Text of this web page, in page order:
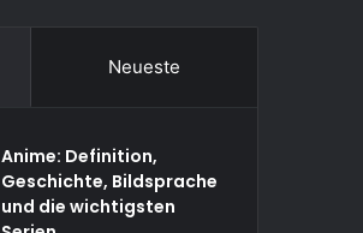
Neueste
Anime: Definition,
Geschichte, Bildsprache
und die wichtigsten